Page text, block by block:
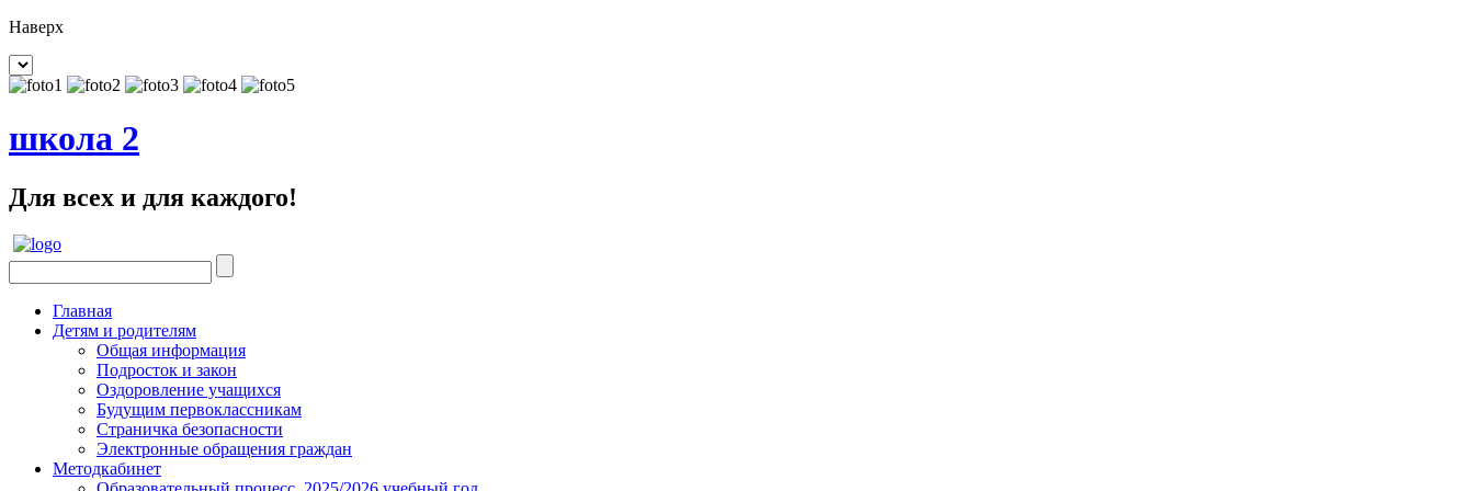
Наверх
школа 2
Для всех и для каждого!
Главная
Детям и родителям
Общая информация
Подросток и закон
Оздоровление учащихся
Будущим первоклассникам
Страничка безопасности
Электронные обращения граждан
Методкабинет